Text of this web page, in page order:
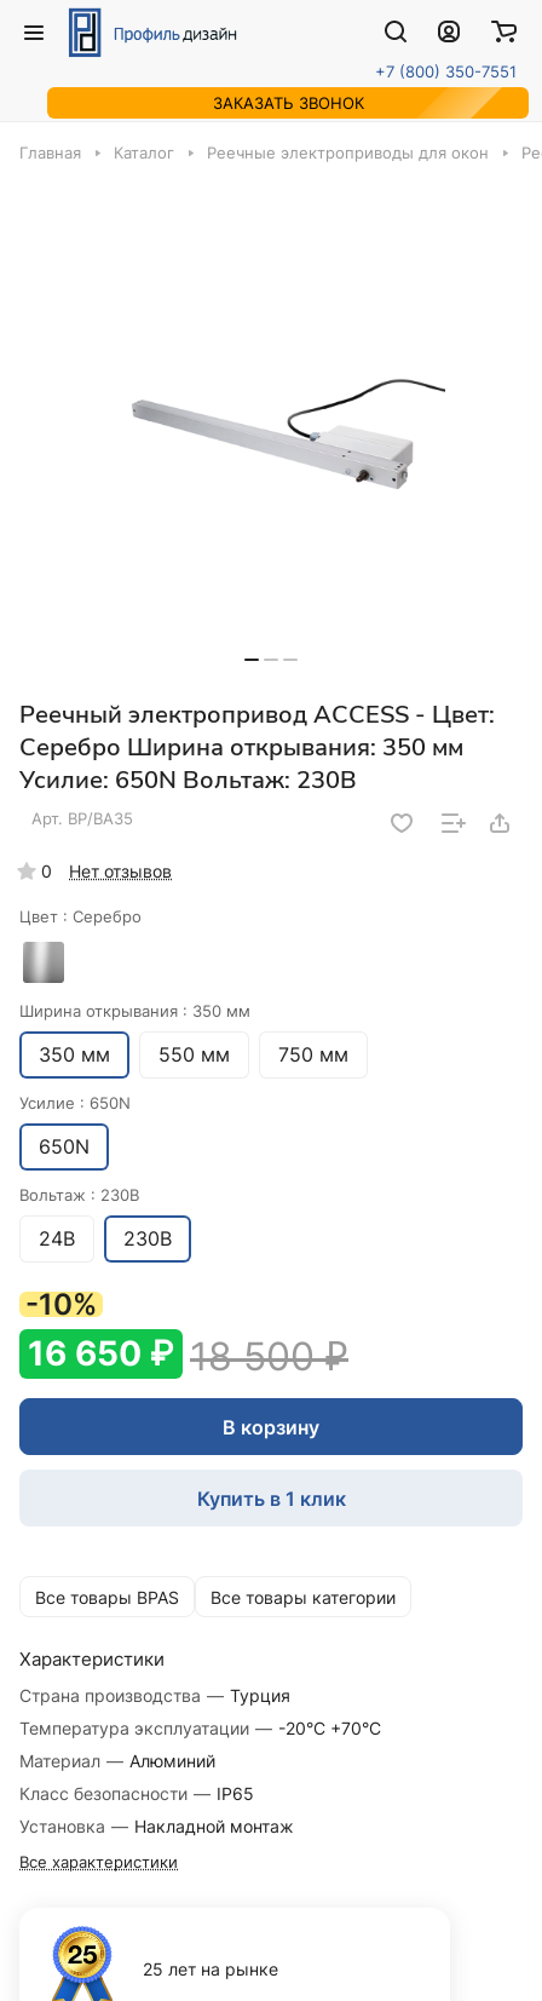
+7 (800) 350-7551
ЗАКАЗАТЬ ЗВОНОК
Главная Каталог Реечные электроприводы для окон
Реечный электропривод ACCESS - Цвет:
Серебро Ширина открывания: 350 мм
Усилие: 650N Вольтаж: 230В
Арт. BP/BA35
0 Нет отзывов
Цвет : Серебро
Ширина открывания : 350 мм
350 мм 550 мм 750 мм
Усилие : 650N
650N
Вольтаж : 230В
24В 230В
-10%
16 650 ₽ 18 500 ₽
В корзину
Купить в 1 клик
Все товары BPAS Все товары категории
Характеристики
Страна производства — Турция
Температура эксплуатации — -20°С +70°С
Материал — Алюминий
Класс безопасности — IP65
Установка — Накладной монтаж
Все характеристики
25 лет на рынке